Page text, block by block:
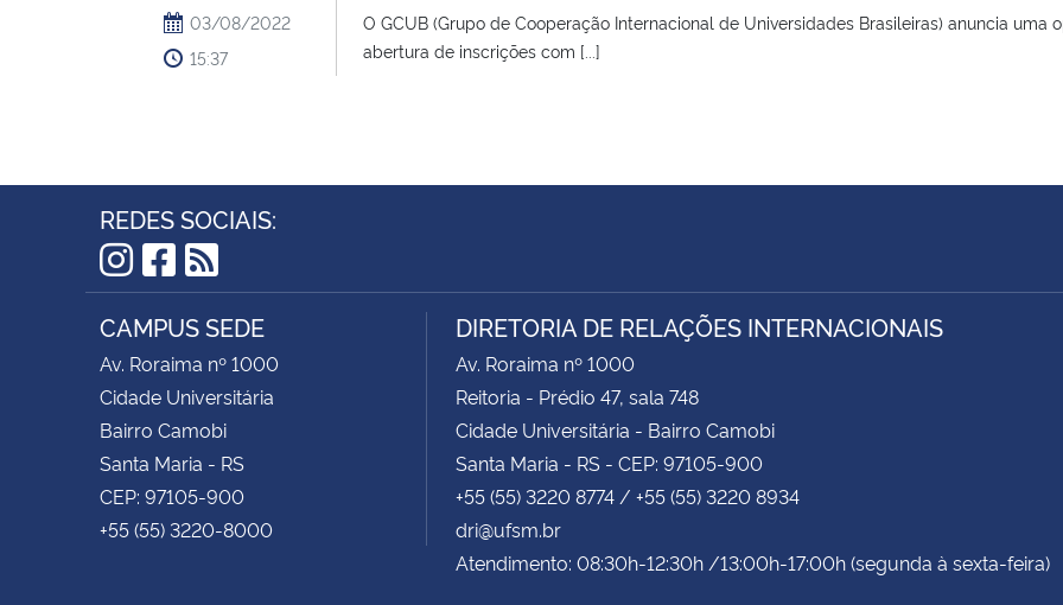
03/08/2022
15:37
O GCUB (Grupo de Cooperação Internacional de Universidades Brasileiras) anuncia
abertura de inscrições com [...]
REDES SOCIAIS:
Instagram
Facebook
RSS
CAMPUS SEDE
Av. Roraima nº 1000
Cidade Universitária
Bairro Camobi
Santa Maria - RS
CEP: 97105-900
+55 (55) 3220-8000
DIRETORIA DE RELAÇÕES INTERNACIONAIS
Av. Roraima nº 1000
Reitoria - Prédio 47, sala 748
Cidade Universitária - Bairro Camobi
Santa Maria - RS - CEP: 97105-900
+55 (55) 3220 8774 / +55 (55) 3220 8934
dri@ufsm.br
Atendimento: 08:30h-12:30h /13:00h-17:00h (segunda à sexta-feira)